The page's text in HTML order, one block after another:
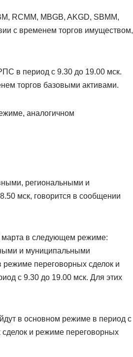
RCMM, MBGB, AKGD, SBMM,
с временем торгов имуществом,
в период с 9.30 до 19.00 мск.
торгов базовыми активами.
аналогичном
региональными и
мск, говорится в сообщении
марта в следующем режиме:
и муниципальными
режиме переговорных сделок и
с 9.30 до 19.00 мск. Для этих
в основном режиме в период с
и режиме переговорных